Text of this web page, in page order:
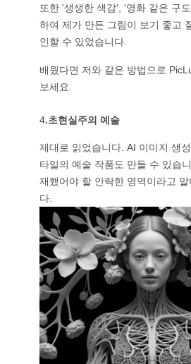
또한 '생생한 색감', '영화 같은 구
하여 제가 만든 그림이 보기 좋고
인할 수 있었습니다.
배웠다면 저와 같은 방법으로
보세요.
4.초현실주의 예술
제대로 읽었습니다. AI 이미지 생
타일의 예술 작품도 만들 수 있습
재했어야 할 안락한 영역이라고
다.